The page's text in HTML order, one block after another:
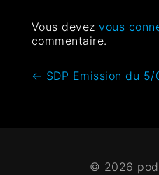
Vous devezvous
commentaire.
← SDP Emission du
© 2026